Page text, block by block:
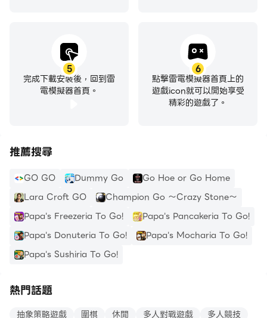
5
完成下載安裝後，回到雷
電模擬器首頁。
6
點擊雷電模擬器首頁上的
遊戲icon就可以開始享受
精彩的遊戲了。
推薦搜尋
GO GO Dummy Go
Go Hoe or Go Home
Lara Croft GO
Champion Go ～Crazy Stone～
Papa's Freezeria To Go!
Papa's Pancakeria To Go!
Papa's Donuteria To Go!
Papa's Mocharia To Go!
Papa's Sushiria To Go!
熱門話題
抽象策略遊戲 圍棋 休閒 多人對戰遊戲
多人競技